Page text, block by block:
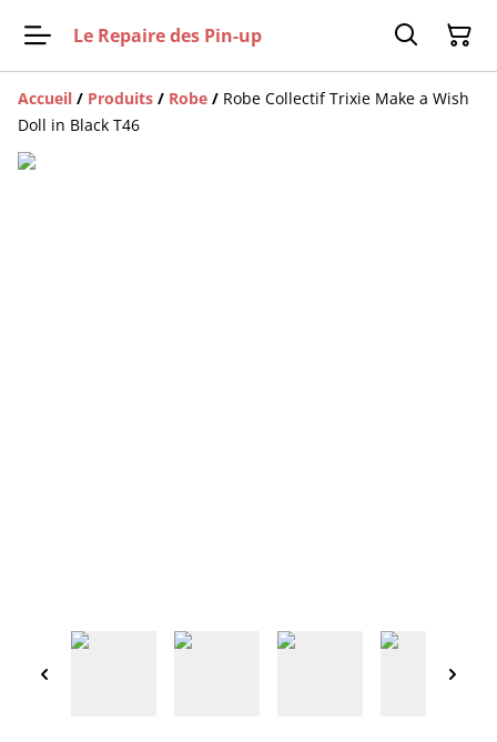
Le Repaire des Pin-up
Accueil / Produits / Robe / Robe Collectif Trixie Make a Wish
Doll in Black T46